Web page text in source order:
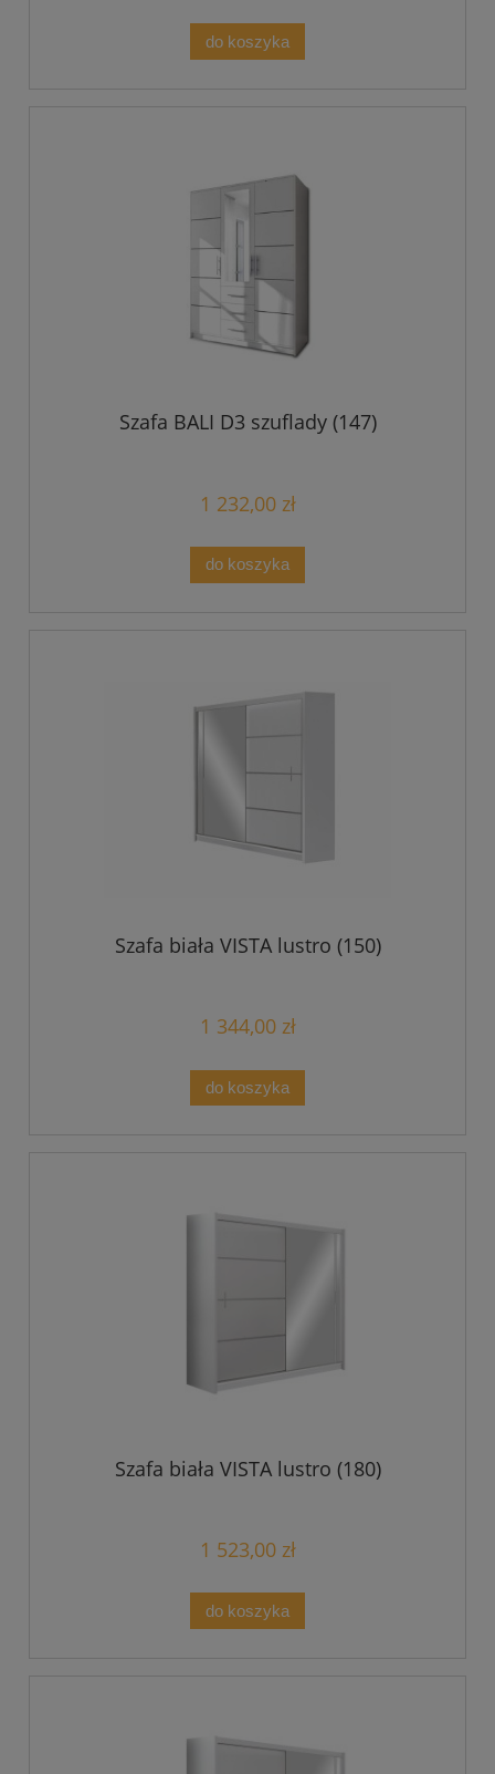
do koszyka
Szafa BALI D3 szuflady (147)
1 232,00 zł
do koszyka
Szafa biała VISTA lustro (150)
1 344,00 zł
do koszyka
Szafa biała VISTA lustro (180)
1 523,00 zł
do koszyka